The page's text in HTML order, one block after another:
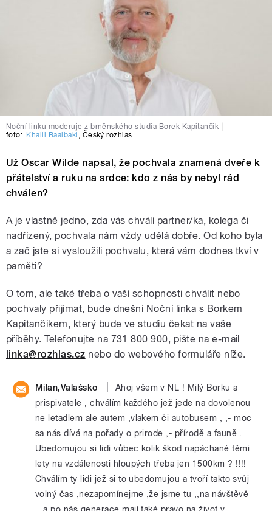
Noční linku moderuje z brněnského studia Borek Kapitančik
foto: Khalil Baalbaki , Český rozhlas
Už Oscar Wilde napsal, že pochvala znamená dveře k
přátelství a ruku na srdce: kdo z nás by nebyl rád
chválen?
A je vlastně jedno, zda vás chválí partner/ka, kolega či
nadřízený, pochvala nám vždy udělá dobře. Od koho byla
a zač jste si vysloužili pochvalu, která vám dodnes tkví v
paměti?
O tom, ale také třeba o vaší schopnosti chválit nebo
pochvaly přijímat, bude dnešní Noční linka s Borkem
Kapitančikem, který bude ve studiu čekat na vaše
příběhy. Telefonujte na 731 800 900, pište na e-mail
linka@rozhlas.cz nebo do webového formuláře níže.
Milan,Valašsko
Ahoj všem v NL ! Milý Borku a
prispivatele , chválím každého jež jede na dovolenou
ne letadlem ale autem ,vlakem či autobusem , ,- moc
sa nás dívá na pořady o prirode ,- přírodě a fauně .
Ubedomujou si lidi vůbec kolik škod napáchané těmi
lety na vzdálenosti hloupých třeba jen 1500km ? !!!!
Chválím ty lidi jež si to ubedomujou a tvoří takto svůj
volný čas ,nezapomínejme ,že jsme tu ,,na návštěvě
,, a po nás generace mají také pravo na život v